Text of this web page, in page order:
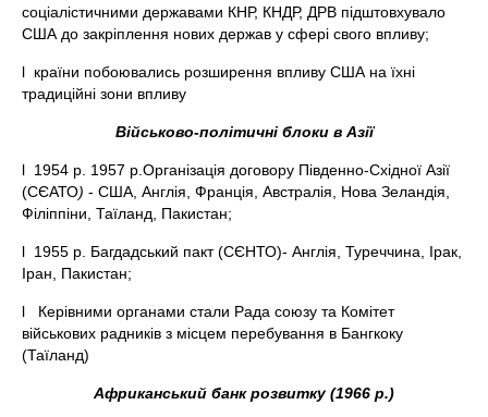
соціалістичними державами КНР, КНДР, ДРВ підштовхувало
США до закріплення нових держав у сфері свого впливу;
l країни побоювались розширення впливу США на їхні
традиційні зони впливу
Військово-політичні блоки в Азії
l 1954 р. 1957 р.Організація договору Південно-Східної Азії
(СЄАТО) - США, Англія, Франція, Австралія, Нова Зеландія,
Філіппіни, Таїланд, Пакистан;
l 1955 р. Багдадський пакт (СЄНТО)- Англія, Туреччина, Ірак,
Іран, Пакистан;
l Керівними органами стали Рада союзу та Комітет
військових радників з місцем перебування в Бангкоку
(Таїланд)
Африканський банк розвитку(1966 р.)